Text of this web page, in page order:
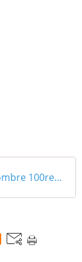
trace écrite le nombre 100revue